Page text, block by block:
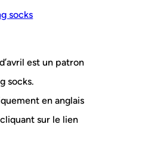
est un patron
socks.
en anglais
sur le lien